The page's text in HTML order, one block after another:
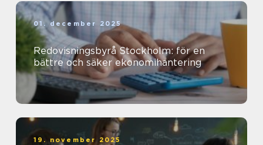
01. december 2025
Redovisningsbyrå Stockholm: för en
bättre och säker ekonomihantering
19. november 2025